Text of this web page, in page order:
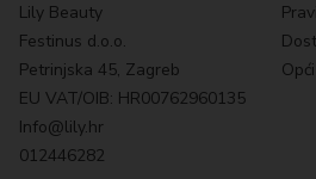
Lily Beauty
Festinus d.o.o.
Petrinjska 45, Zagreb
EU VAT/OIB: HR00762960135
Info@lily.hr
012446282